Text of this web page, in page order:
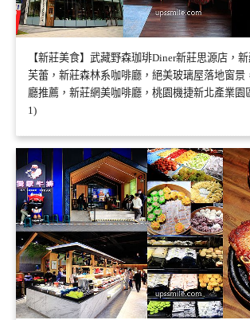
【新莊美食】武藏野森珈琲Diner新莊思源店，
芙蕾，新莊森林系咖啡廳，絕美玻璃屋落地窗景
廳推薦，新莊網美咖啡廳，桃園機捷新北產業園
1)